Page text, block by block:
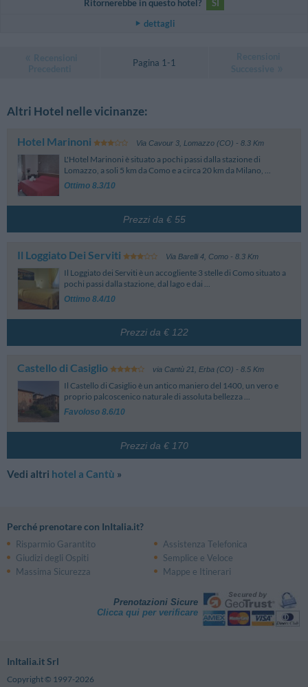
Ritornerebbe in questo hotel?
SI
dettagli
Pagina 1-1
Altri Hotel nelle vicinanze:
Hotel Marinoni Via Cavour 3, Lomazzo (CO) - 8.3 Km
L'Hotel Marinoni è situato a pochi passi dalla stazione di
Lomazzo, a soli 5 km da Como e a circa 20 km da Milano, ...
Ottimo 8.3/10
Prezzi da € 55
Il Loggiato Dei Serviti Via Barelli 4, Como- 8.3 Km
Il Loggiato dei Serviti è un accogliente 3 stelle di Como situato a
pochi passi dalla stazione, dal lago e dai ...
Ottimo 8.4/10
Prezzi da € 122
Castello di Casiglio via Cantù 21, Erba (CO) - 8.5 Km
Il Castello di Casiglio è un antico maniero del 1400, un vero e
proprio palcoscenico naturale di assoluta bellezza ...
Favoloso 8.6/10
Prezzi da € 170
Vedi altri hotel a Cantù »
Perché prenotare con InItalia.it?
Risparmio Garantito
Assistenza Telefonica
Giudizi degli Ospiti
Semplice e Veloce
Massima Sicurezza
Mappe e Itinerari
Prenotazioni Sicure
Clicca qui per verificare
InItalia.it Srl
Copyright © 1997-2026